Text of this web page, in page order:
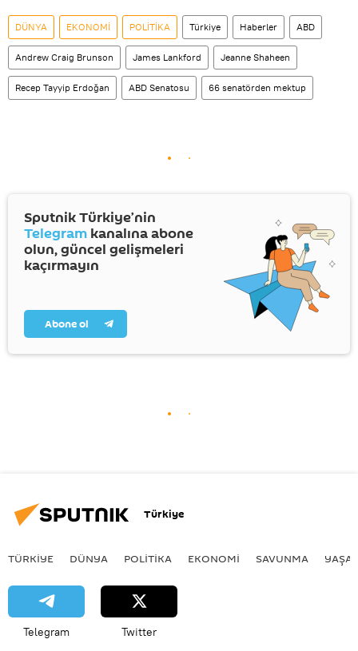
DÜNYA EKONOMİ POLİTİKA Türkiye Haberler ABD
Andrew Craig Brunson James Lankford Jeanne Shaheen
Recep Tayyip Erdoğan ABD Senatosu 66 senatörden mektup
Sputnik Türkiye’nin
Telegram kanalına abone
olun, güncel gelişmeleri
kaçırmayın
Abone ol
Türkiye
TÜRKIYE DÜNYA POLİTİKA EKONOMİ SAVUNMA
Telegram Twitter